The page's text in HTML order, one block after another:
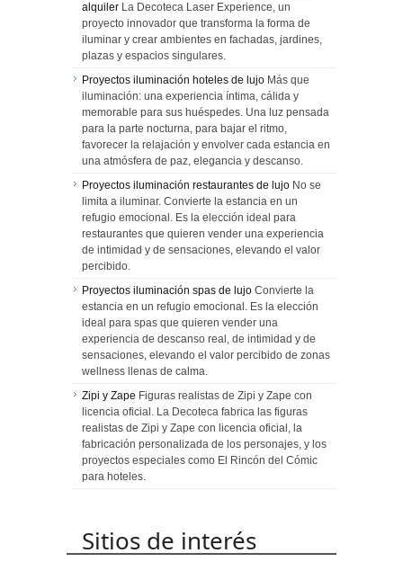
alquiler La Decoteca Laser Experience, un
proyecto innovador que transforma la forma de
iluminar y crear ambientes en fachadas, jardines,
plazas y espacios singulares.
Proyectos iluminación hoteles de lujo Más que
iluminación: una experiencia íntima, cálida y
memorable para sus huéspedes. Una luz pensada
para la parte nocturna, para bajar el ritmo,
favorecer la relajación y envolver cada estancia en
una atmósfera de paz, elegancia y descanso.
Proyectos iluminación restaurantes de lujo No se
limita a iluminar. Convierte la estancia en un
refugio emocional. Es la elección ideal para
restaurantes que quieren vender una experiencia
de intimidad y de sensaciones, elevando el valor
percibido.
Proyectos iluminación spas de lujo Convierte la
estancia en un refugio emocional. Es la elección
ideal para spas que quieren vender una
experiencia de descanso real, de intimidad y de
sensaciones, elevando el valor percibido de zonas
wellness llenas de calma.
Zipi y Zape Figuras realistas de Zipi y Zape con
licencia oficial. La Decoteca fabrica las figuras
realistas de Zipi y Zape con licencia oficial, la
fabricación personalizada de los personajes, y los
proyectos especiales como El Rincón del Cómic
para hoteles.
Sitios de interés